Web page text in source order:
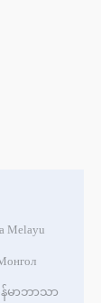
Melayu
န်မာဘာသာ